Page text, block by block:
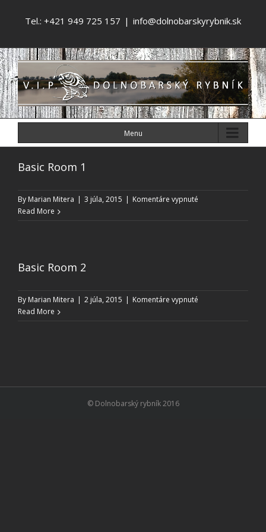
Tel.: +421 949 725 157 | info@dolnobarskyrybnik.sk
Menu
Basic Room 1
By Marian Mitera | 3 júla, 2015 | Komentáre vypnuté
Read More
Basic Room 2
By Marian Mitera | 2 júla, 2015 | Komentáre vypnuté
Read More
© Dolnobarský rybník 2016